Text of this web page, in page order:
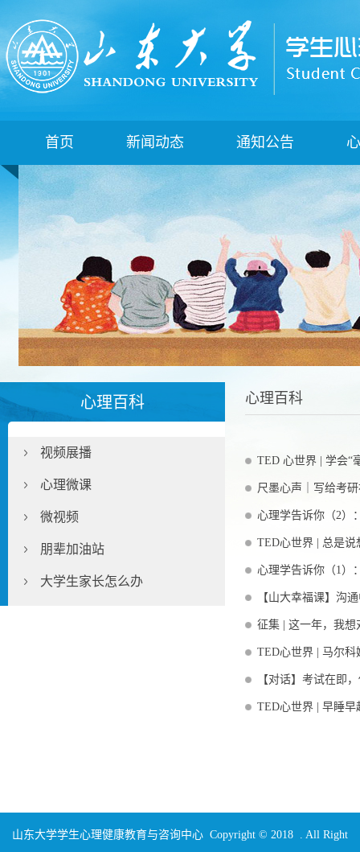
首页 新闻动态 通知公告
心理百科
视频展播
心理微课
微视频
朋辈加油站
大学生家长怎么办
心理百科
TED 心世界 | 学会“
尺墨心声｜写给考
心理学告诉你（2）
TED心世界 | 总是
心理学告诉你（1）
【山大幸福课】沟
征集 | 这一年，我想
TED心世界 | 马尔科
【对话】考试在即
TED心世界 | 早睡
山东大学学生心理健康教育与咨询中心 Copyright © 2018 . All Right